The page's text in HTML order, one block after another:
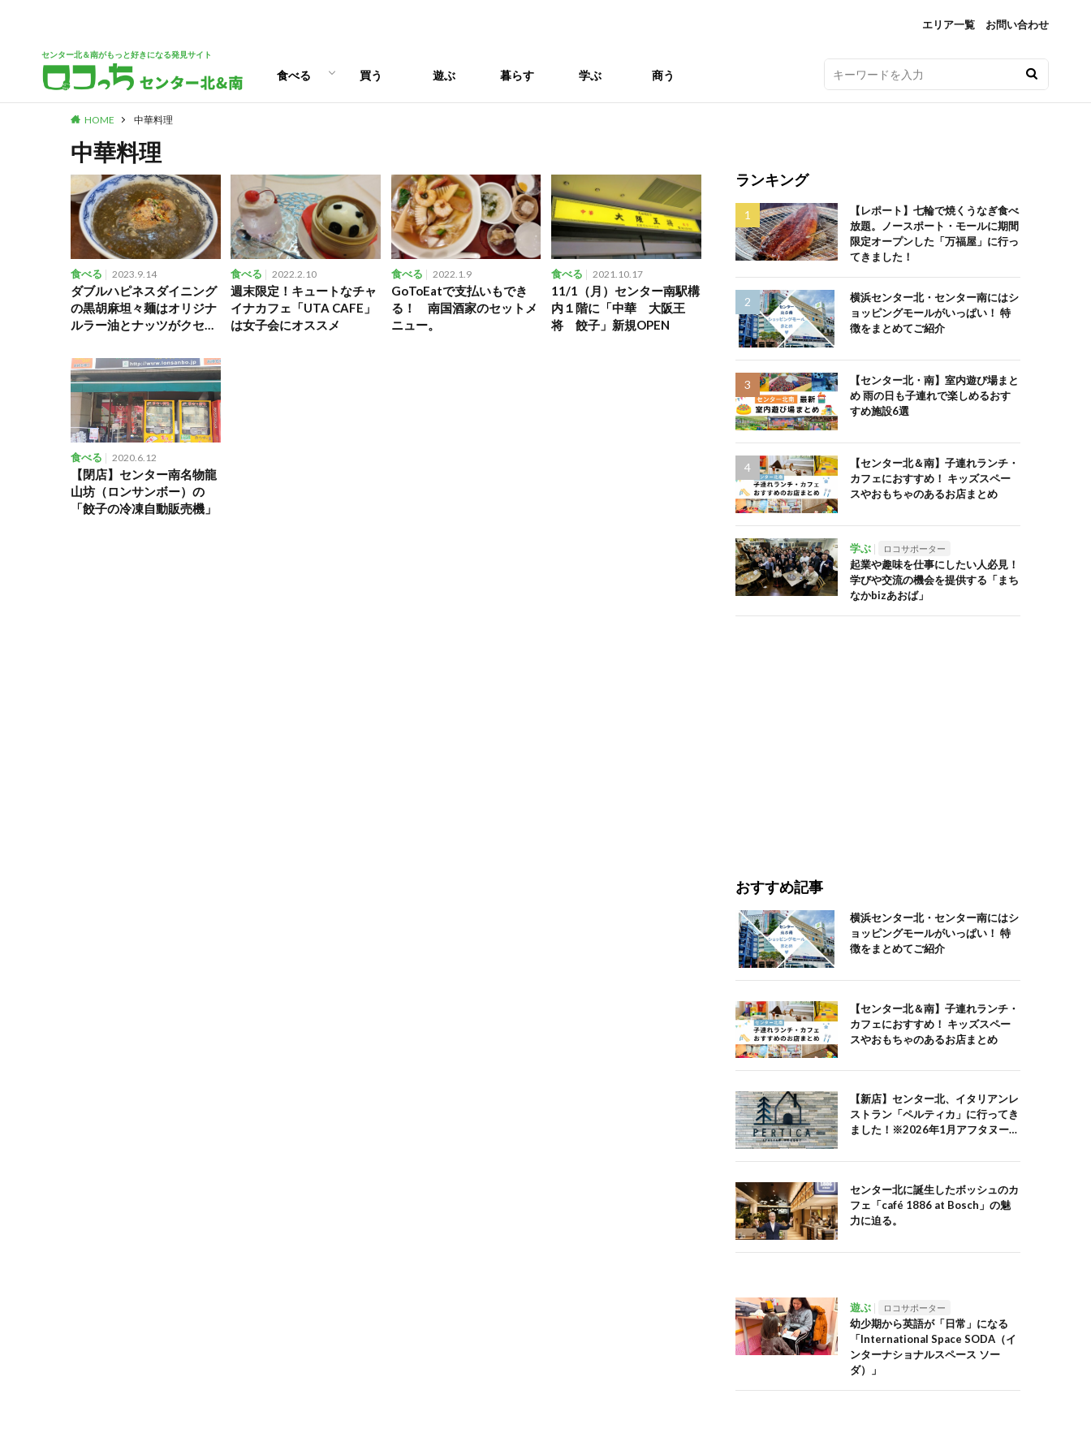
エリア一覧 お問い合わせ
センター北＆南がもっと好きになる発見サイト
食べる 買う 遊ぶ 暮らす 学ぶ 商う
HOME 中華料理
中華料理
食べる 2023.9.14
ダブルハピネスダイニング
の黒胡麻坦々麺はオリジナ
ルラー油とナッツがクセに
食べる 2022.2.10
週末限定！キュートなチャ
イナカフェ「UTA CAFE」
は女子会にオススメ
食べる 2022.1.9
GoToEatで支払いもでき
る！ 南国酒家のセットメ
ニュー。
食べる 2021.10.17
11/1（月）センター南駅構
内１階に「中華 大阪王
将 餃子」新規OPEN
食べる 2020.6.12
【閉店】センター南名物龍
山坊（ロンサンボー）の
「餃子の冷凍自動販売機」
ランキング
【レポート】七輪で焼くうなぎ食べ
放題。ノースポート・モールに期間
限定オープンした「万福屋」に行っ
てきました！
横浜センター北・センター南にはシ
ョッピングモールがいっぱい！ 特
徴をまとめてご紹介
【センター北・南】室内遊び場まと
め 雨の日も子連れで楽しめるおす
すめ施設6選
【センター北＆南】子連れランチ・
カフェにおすすめ！ キッズスペー
スやおもちゃのあるお店まとめ
学ぶ ロコサポーター
起業や趣味を仕事にしたい人必見！
学びや交流の機会を提供する「まち
なかbizあおば」
おすすめ記事
横浜センター北・センター南にはシ
ョッピングモールがいっぱい！ 特
徴をまとめてご紹介
【センター北＆南】子連れランチ・
カフェにおすすめ！ キッズスペー
スやおもちゃのあるお店まとめ
【新店】センター北、イタリアンレ
ストラン「ペルティカ」に行ってき
ました！※2026年1月アフタヌーン
センター北に誕生したボッシュのカ
フェ「café 1886 at Bosch」の魅
力に迫る。
遊ぶ ロコサポーター
幼少期から英語が「日常」になる
「International Space SODA（イ
ンターナショナルスペース ソー
ダ）」